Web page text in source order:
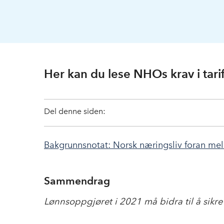
Her kan du lese NHOs krav i
Del denne siden:
Bakgrunnsnotat: Norsk næringsliv foran
Sammendrag
Lønnsoppgjøret i 2021 må bidra til å